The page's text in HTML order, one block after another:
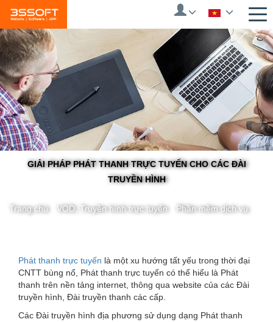
main
content
GIẢI PHÁP PHÁT THANH TRỰC TUYẾN CHO CÁC ĐÀI
TRUYỀN HÌNH
Trang chủ VOD, Truyền hình trực tuyến Phần mềm dịch vụ
You
are
here
Phát thanh trực tuyến là một xu hướng tất yếu trong thời đại
CNTT bùng nổ, Phát thanh trực tuyến có thể hiểu là Phát
thanh trên nền tảng internet, thông qua website của các Đài
truyền hình, Đài truyền thanh các cấp.
Các Đài truyền hình địa phương sử dụng dạng Phát thanh